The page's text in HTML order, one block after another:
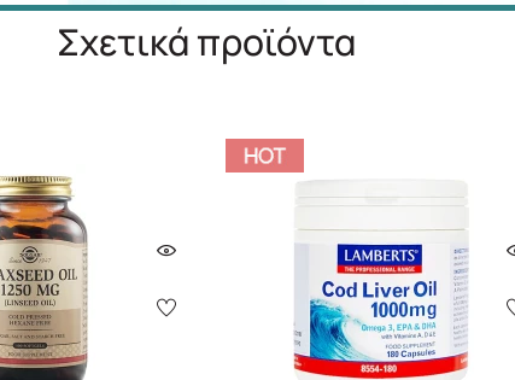
Σχετικά προϊόντα